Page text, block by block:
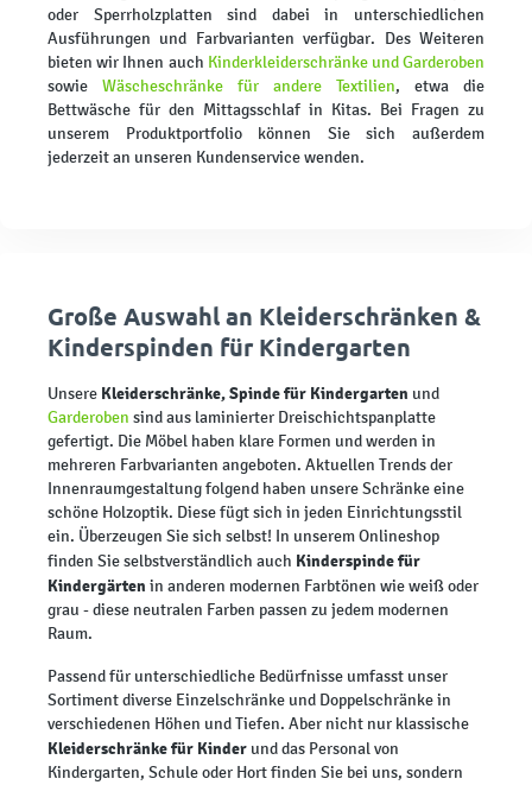
oder Sperrholzplatten sind dabei in unterschiedlichen
Ausführungen und Farbvarianten verfügbar. Des Weiteren
bieten wir Ihnen auch Kinderkleiderschränke und Garderoben
sowie Wäscheschränke für andere Textilien, etwa die
Bettwäsche für den Mittagsschlaf in Kitas. Bei Fragen zu
unserem Produktportfolio können Sie sich außerdem
jederzeit an unseren Kundenservice wenden.
Große Auswahl an Kleiderschränken &
Kinderspinden für Kindergarten
Unsere Kleiderschränke, Spinde für Kindergarten und
Garderoben sind aus laminierter Dreischichtspanplatte
gefertigt. Die Möbel haben klare Formen und werden in
mehreren Farbvarianten angeboten. Aktuellen Trends der
Innenraumgestaltung folgend haben unsere Schränke eine
schöne Holzoptik. Diese fügt sich in jeden Einrichtungsstil
ein. Überzeugen Sie sich selbst! In unserem Onlineshop
finden Sie selbstverständlich auch Kinderspinde für
Kindergärten in anderen modernen Farbtönen wie weiß oder
grau - diese neutralen Farben passen zu jedem modernen
Raum.
Passend für unterschiedliche Bedürfnisse umfasst unser
Sortiment diverse Einzelschränke und Doppelschränke in
verschiedenen Höhen und Tiefen. Aber nicht nur klassische
Kleiderschränke für Kinder und das Personal von
Kindergarten, Schule oder Hort finden Sie bei uns, sondern